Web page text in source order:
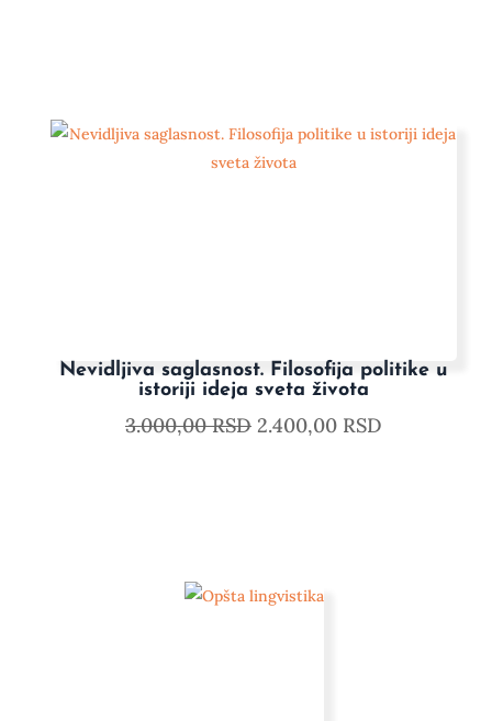
Nevidljiva saglasnost. Filosofija politike u
istoriji ideja sveta života
3.000,00RSD 2.400,00 RSD